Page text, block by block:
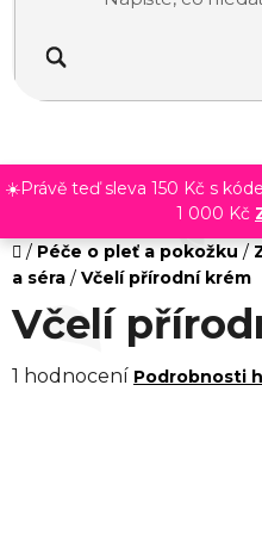
obsah
☀️Právě teď sleva 150 Kč s
1 000 Kč
Domů
/ Péče o pleť a pokožku /
a séra / Včelí přírodní krém
Včelí
Průměrné
1 hodnocení Podrobnosti